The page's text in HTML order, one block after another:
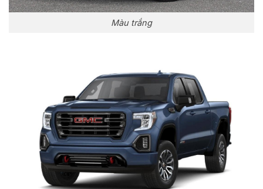
Màu trắng